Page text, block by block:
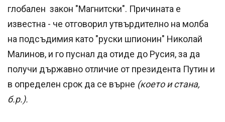
глобален закон "Магнитски". Причината е
известна - че отговорил утвърдително на молба
на подсъдимия като "руски шпионин" Николай
Малинов, и го пуснал да отиде до Русия, за да
получи държавно отличие от президента Путин и
в определен срок да се върне (което и стана,
б.р.).